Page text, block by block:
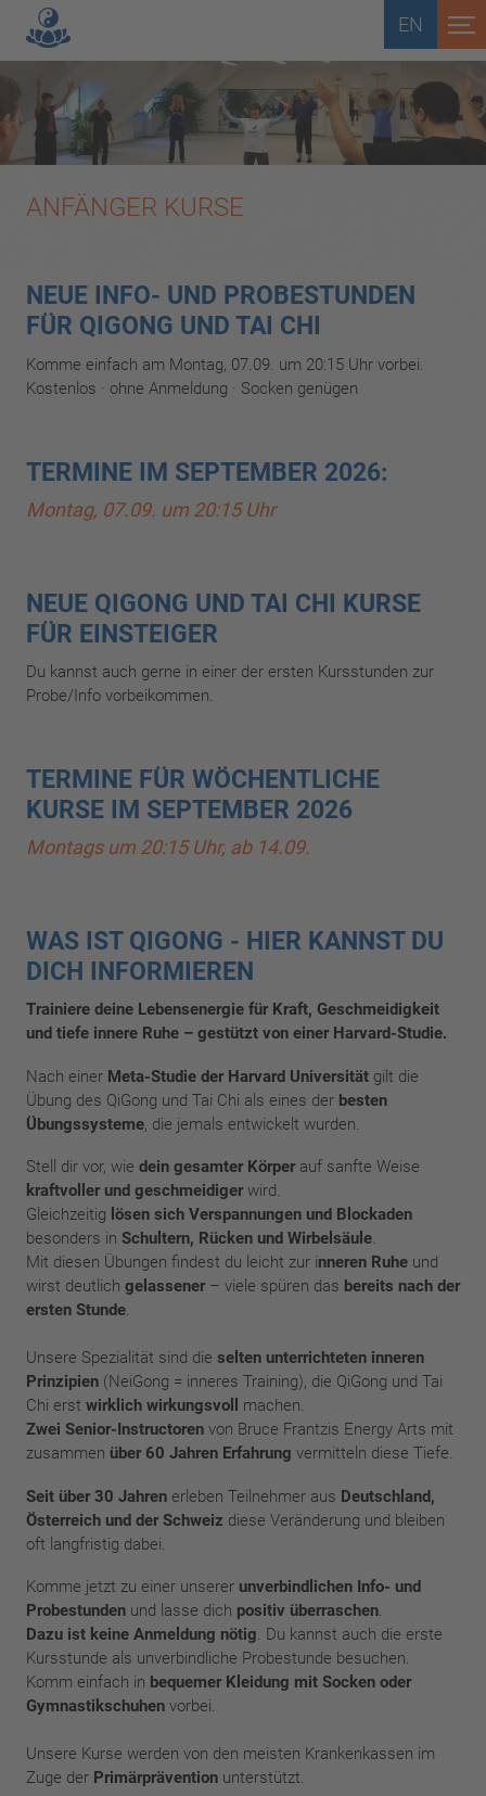
EN
ANFÄNGER KURSE
NEUE INFO- UND PROBESTUNDEN
FÜR QIGONG UND TAI CHI
Komme einfach am Montag, 07.09. um 20:15 Uhr vorbei.
Kostenlos · ohne Anmeldung · Socken genügen
TERMINE IM SEPTEMBER 2026:
Montag, 07.09. um 20:15 Uhr
NEUE QIGONG UND TAI CHI KURSE
FÜR EINSTEIGER
Du kannst auch gerne in einer der ersten Kursstunden zur
Probe/Info vorbeikommen.
TERMINE FÜR WÖCHENTLICHE
KURSE IM SEPTEMBER 2026
Montags um 20:15 Uhr, ab 14.09.
WAS IST QIGONG - HIER KANNST DU
DICH INFORMIEREN
Trainiere deine Lebensenergie für Kraft, Geschmeidigkeit
und tiefe innere Ruhe – gestützt von einer Harvard-Studie.
Nach einer Meta-Studie der Harvard Universitätgilt die
Übung des QiGong und Tai Chi als eines der besten
Übungssysteme, die jemals entwickelt wurden.
Stell dir vor, wie dein gesamter Körperauf sanfte Weise
kraftvoller und geschmeidigerwird.
Gleichzeitig lösen sich Verspannungen und Blockaden
besonders in Schultern, Rücken und Wirbelsäule.
Mit diesen Übungen findest du leicht zur inneren Ruheund
wirst deutlich gelassener– viele spüren das bereits nach der
ersten Stunde.
Unsere Spezialität sind die selten unterrichteten inneren
Prinzipien(NeiGong = inneres Training), die QiGong und Tai
Chi erst wirklich wirkungsvoll
machen.
Zwei Senior-Instructorenvon Bruce Frantzis Energy Arts mit
zusammen über 60 Jahren Erfahrung vermitteln diese Tiefe.
Seit über 30 Jahrenerleben Teilnehmer aus Deutschland,
Österreich und der Schweiz diese Veränderung und bleiben
oft langfristig dabei.
Komme jetzt zu einer unserer unverbindlichen Info- und
Probestundenund lasse dich positiv überraschen.
Dazu ist keine Anmeldung nötig. Du kannst auch die erste
Kursstunde als unverbindliche Probestunde besuchen.
Komm einfach in bequemer Kleidung mit Socken oder
Gymnastikschuhenvorbei.
Unsere Kurse werden von den meisten Krankenkassen im
Zuge der Primärpräventionunterstützt.